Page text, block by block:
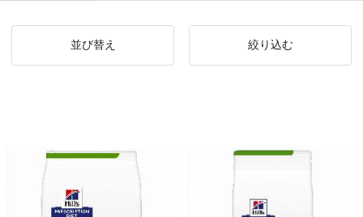
並び替え 絞り込む